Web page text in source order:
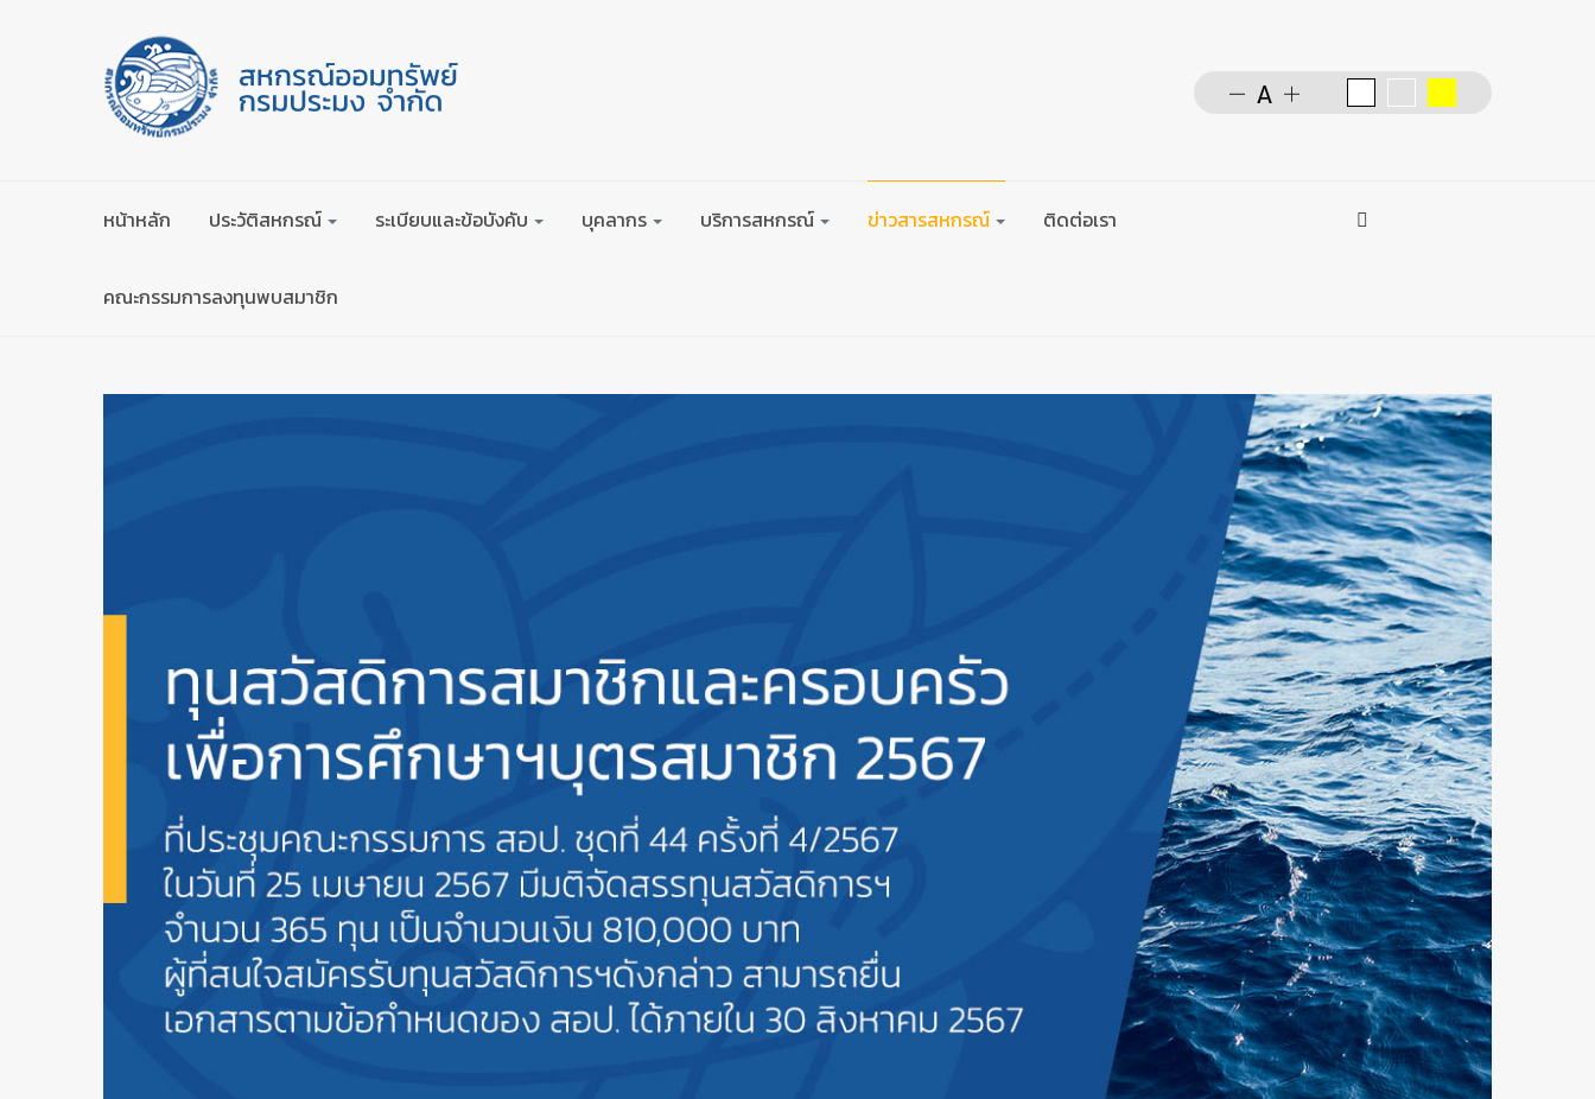
หน้าหลัก ประวัติสหกรณ์ ระเบียบและข้อบังคับ บุคลากร บริการสหกรณ์ ข่าวสารสหกรณ์ ติดต่อเรา
คณะกรรมการลงทุนพบสมาชิก
การค้นหา